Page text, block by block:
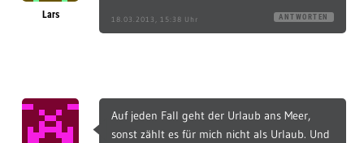
Lars 18.03.2013, 15:38 Uhr ANTWORTEN
Auf jeden Fall geht der Urlaub ans Meer,
sonst zählt es für mich nicht als Urlaub. Und